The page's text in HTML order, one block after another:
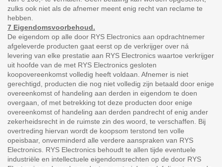
zulks ook niet als de afnemer meent enig recht van reclame te
hebben.
7 Eigendomsvoorbehoud.
De eigendom op alle door RYS Electronics aan opdrachtnemer
afgeleverde producten gaat eerst op de verkrijger over ná
levering van elke prestatie aan RYS Electronics waartoe verkrijger
uit hoofde van de met RYS Electronics gesloten
koopovereenkomst volledig heeft voldaan. Afnemer is niet
gerechtigd, producten die nog niet volledig zijn betaald door enige
overeenkomst of handeling aan derden in eigendom te doen
overgaan, of met betrekking tot deze producten door enige
overeenkomst of handeling aan derden pandrecht of enig ander
zekerheidsrecht in de ruimste zin des woord, te verschaffen. Bij
overtreding hiervan wordt de koopsom terstond ten volle
opeisbaar, onverminderd alle verdere aanspraken van RYS
Electronics. RYS Electronics behoudt te allen tijde eventuele
industriële en intellectuele eigendomsrechten op de door RYS